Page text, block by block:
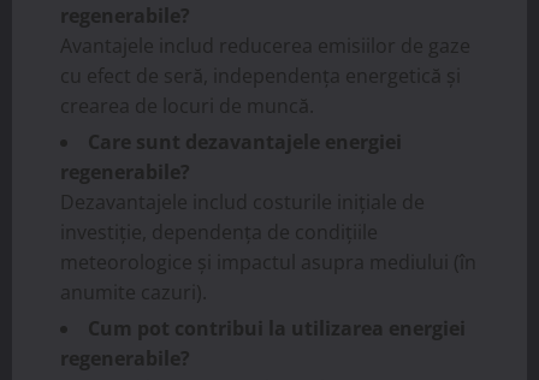
regenerabile?
Avantajele includ reducerea emisiilor de gaze
cu efect de seră, independența energetică și
crearea de locuri de muncă.
Care sunt dezavantajele energiei
regenerabile?
Dezavantajele includ costurile inițiale de
investiție, dependența de condițiile
meteorologice și impactul asupra mediului (în
anumite cazuri).
Cum pot contribui la utilizarea energiei
regenerabile?